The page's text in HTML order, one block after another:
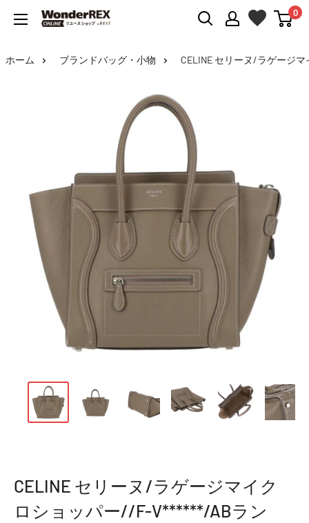
WonderREX
0
ホーム ブランドバッグ・小物 CELINE セリーヌ/ラゲージ
CELINE セリーヌ/ラゲージマイク
ロショッパー//F-V******/ABラン